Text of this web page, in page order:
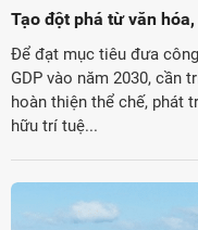
Tạo đột phá từ văn
Để đạt mục tiêu đưa
GDP vào năm 2030, cần
hoàn thiện thể chế, phát
hữu trí tuệ...